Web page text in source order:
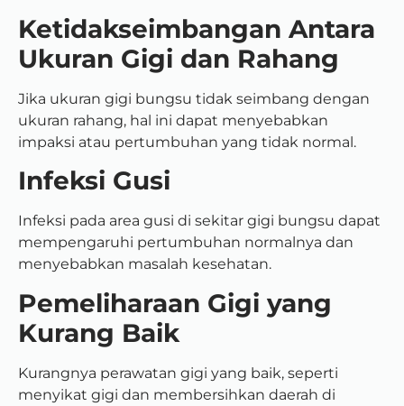
Ketidakseimbangan Antara
Ukuran Gigi dan Rahang
Jika ukuran gigi bungsu tidak seimbang dengan
ukuran rahang, hal ini dapat menyebabkan
impaksi atau pertumbuhan yang tidak normal.
Infeksi Gusi
Infeksi pada area gusi di sekitar gigi bungsu dapat
mempengaruhi pertumbuhan normalnya dan
menyebabkan masalah kesehatan.
Pemeliharaan Gigi yang
Kurang Baik
Kurangnya perawatan gigi yang baik, seperti
menyikat gigi dan membersihkan daerah di